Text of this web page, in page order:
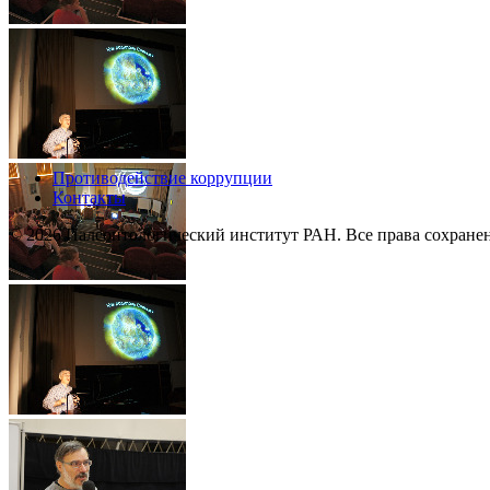
Противодействие коррупции
Контакты
© 2026 Палеонтологический институт РАН. Все права